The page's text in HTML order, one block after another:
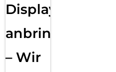
Displayfolie
anbringen
– Wir